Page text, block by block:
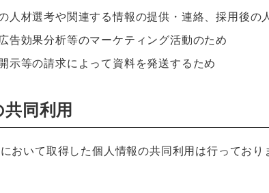
人材選考や関連する情報の提供・連絡、採用後の
告効果分析等のマーケティング活動のため
示等の請求によって資料を発送するため
同利用
おいて取得した個人情報の共同利用は行ってお